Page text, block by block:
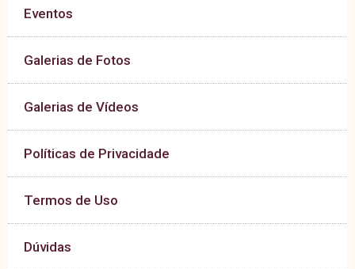
Eventos
Galerias de Fotos
Galerias de Vídeos
Políticas de Privacidade
Termos de Uso
Dúvidas